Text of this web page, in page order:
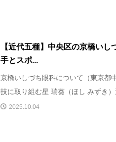
【近代五種】中央区の京橋い
手とスポ...
京橋いしづち眼科について（東京都
技に取り組む星 瑞葵（ほし みずき）
2025.10.04